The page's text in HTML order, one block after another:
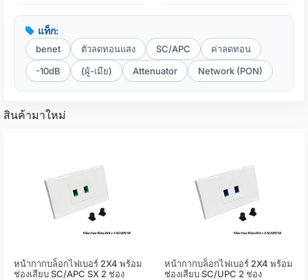
แท็ก:
benet ตัวลดทอนแสง SC/APC
ค่าลดทอน
-10dB
(ผู้-เมีย) Attenuator Network (PON)
สินค้ามาใหม่
หน้ากากบล็อกไฟเบอร์ 2X4 พร้อม
ช่องเสียบ SC/APC SX 2 ช่อง
หน้ากากบล็อกไฟเบอร์ 2X4 พร้อม
ช่องเสียบ SC/UPC 2 ช่อง